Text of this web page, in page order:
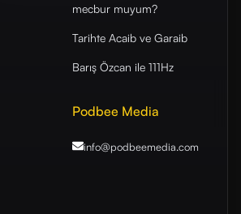
mecbur muyum?
Tarihte Acaib ve Garaib
Barış Özcan ile 111Hz
Podbee Media
info@podbeemedia.com